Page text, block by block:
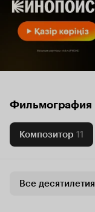
Фильмография
Композитор 11
Все десятилетия